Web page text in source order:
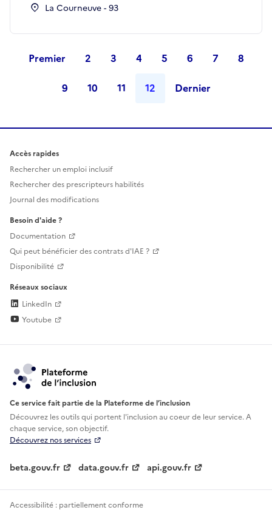
La Courneuve - 93
Premier 2 3 4 5 6 7 8
9 10 11 12 Dernier
Accès rapides
Rechercher un emploi inclusif
Rechercher des prescripteurs habilités
Journal des modifications
Besoin d'aide ?
Documentation
Qui peut bénéficier des contrats d'IAE ?
Disponibilité
Réseaux sociaux
LinkedIn
Youtube
Ce service fait partie de la Plateforme de l’inclusion
Découvrez les outils qui portent l'inclusion aucoeur de leur service. A
chaque service, son objectif.
Découvrez nos services
beta.gouv.fr data.gouv.fr api.gouv.fr
Accessibilité : partiellement conforme